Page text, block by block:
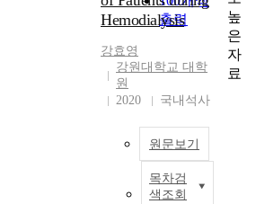
출력
Hemodialysis
강효영
강원대학교 대학
원
2020
국내석사
원문보기
목차검
색조회
높
은
자
료